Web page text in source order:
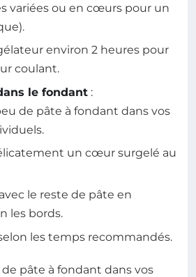
variées ou en cœurs pour un
environ 2 heures pour
coulant.
le fondant :
de pâte à fondant dans vos
un cœur surgelé au
le reste de pâte en
les bords.
les temps recommandés.
pâte à fondant dans vos